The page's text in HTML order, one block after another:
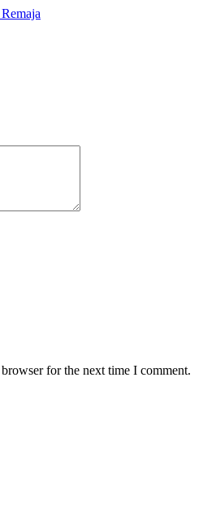
for the next time I comment.